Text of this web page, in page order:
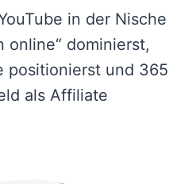
in der Nische
online“ dominierst,
positionierst und 365
als Affiliate